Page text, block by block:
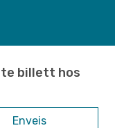
billett hos
Enveis